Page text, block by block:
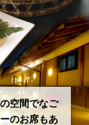
空間でなご
のお席もあ